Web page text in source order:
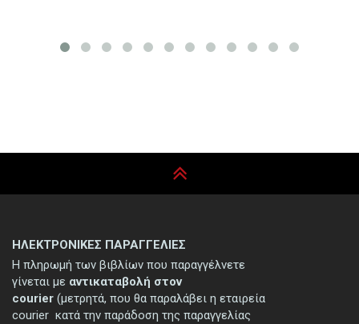
ΗΛΕΚΤΡΟΝΙΚΕΣ ΠΑΡΑΓΓΕΛΙΕΣ
Η πληρωμή των βιβλίων που παραγγέλνετε
γίνεται με αντικαταβολή στον
courier (μετρητά, που θα παραλάβει η εταιρεία
courier κατά την παράδοση της παραγγελίας